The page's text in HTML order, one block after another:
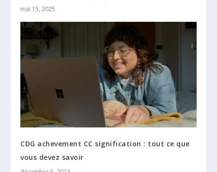
mai 15, 2025
CDG achevement CC signification : tout ce que
vous devez savoir